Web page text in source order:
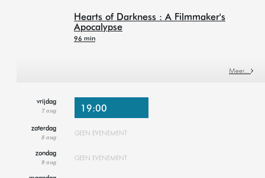
Hearts of Darkness : A Filmmaker's
Apocalypse
96 min
Meer…
vrijdag
7 aug 19:00
zaterdag
8 aug
GEEN EVENEMENT
zondag
9 aug
GEEN EVENEMENT